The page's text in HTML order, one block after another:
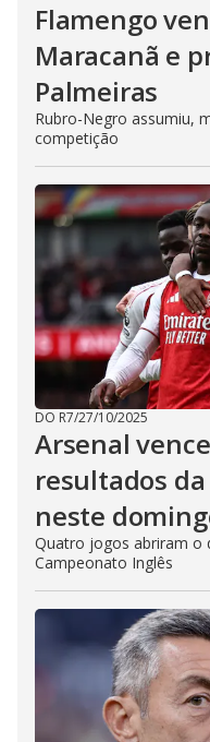
Flamengo
Maracanã e
Palmeiras
Rubro-Negro assumiu,
competição
DO R7/27/10/2025
Arsenal
resultados
neste
Quatro jogos abriram o
Campeonato Inglês